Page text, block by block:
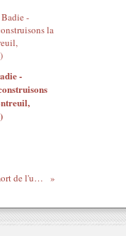
-
Conférence de presse sur la mise à mort de l'université ivoirienne le 28/11/2011